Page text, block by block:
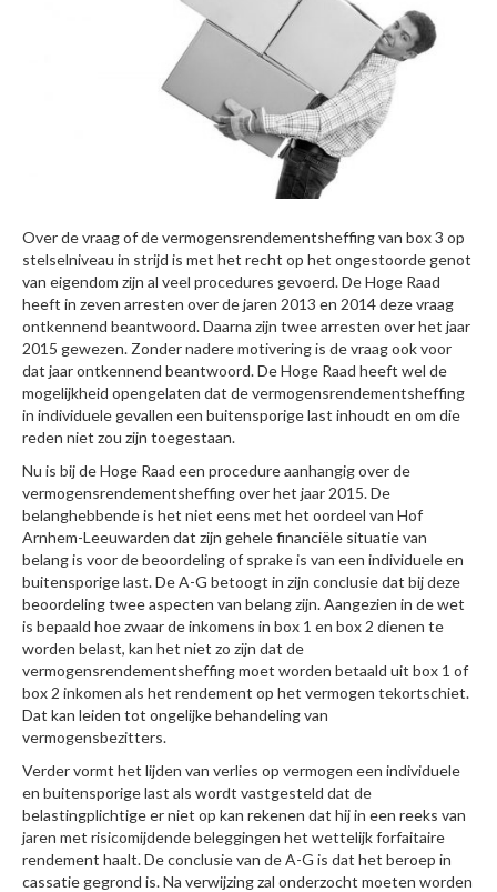
Over de vraag of de vermogensrendementsheffing van box 3 op
stelselniveau in strijd is met het recht op het ongestoorde genot
van eigendom zijn al veel procedures gevoerd. De Hoge Raad
heeft in zeven arresten over de jaren 2013 en 2014 deze vraag
ontkennend beantwoord. Daarna zijn twee arresten over het jaar
2015 gewezen. Zonder nadere motivering is de vraag ook voor
dat jaar ontkennend beantwoord. De Hoge Raad heeft wel de
mogelijkheid opengelaten dat de vermogensrendementsheffing
in individuele gevallen een buitensporige last inhoudt en om die
reden niet zou zijn toegestaan.
Nu is bij de Hoge Raad een procedure aanhangig over de
vermogensrendementsheffing over het jaar 2015. De
belanghebbende is het niet eens met het oordeel van Hof
Arnhem-Leeuwarden dat zijn gehele financiële situatie van
belang is voor de beoordeling of sprake is van een individuele en
buitensporige last. De A-G betoogt in zijn conclusie dat bij deze
beoordeling twee aspecten van belang zijn. Aangezien in de wet
is bepaald hoe zwaar de inkomens in box 1 en box 2 dienen te
worden belast, kan het niet zo zijn dat de
vermogensrendementsheffing moet worden betaald uit box 1 of
box 2 inkomen als het rendement op het vermogen tekortschiet.
Dat kan leiden tot ongelijke behandeling van
vermogensbezitters.
Verder vormt het lijden van verlies op vermogen een individuele
en buitensporige last als wordt vastgesteld dat de
belastingplichtige er niet op kan rekenen dat hij in een reeks van
jaren met risicomijdende beleggingen het wettelijk forfaitaire
rendement haalt. De conclusie van de A-G is dat het beroep in
cassatie gegrond is. Na verwijzing zal onderzocht moeten worden